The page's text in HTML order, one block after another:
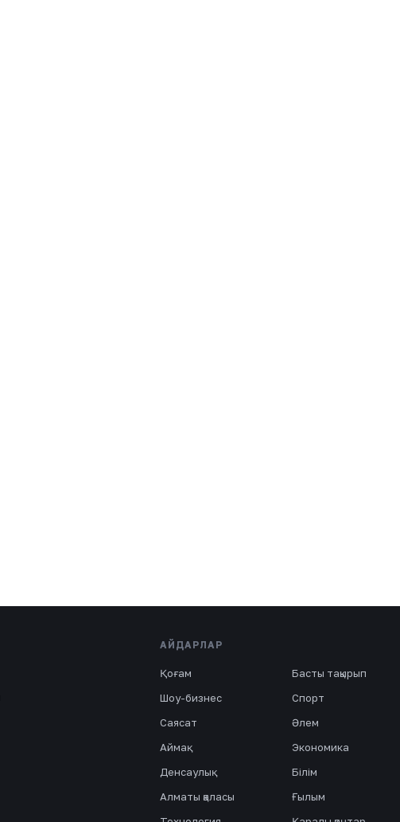
АЙДАРЛАР
Қоғам
Басты тақырып
Шоу-бизнес
Спорт
Саясат
Әлем
Аймақ
Экономика
Денсаулық
Білім
Алматы қаласы
Ғылым